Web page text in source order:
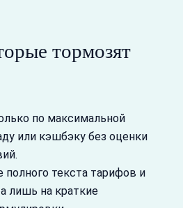
тормозят
по максимальной
или кэшбэку без оценки
полного текста тарифов и
лишь на краткие